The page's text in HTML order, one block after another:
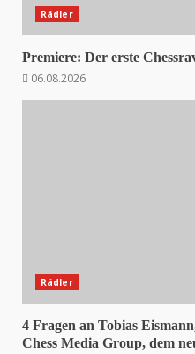
Rädler
Premiere: Der erste
06.08.2026
Rädler
4 Fragen an Tobias
Chess Media Group, dem